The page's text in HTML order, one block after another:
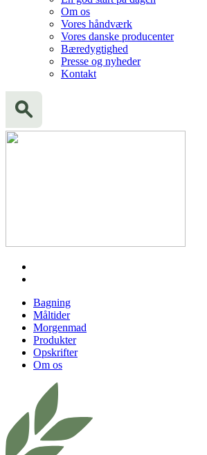
Om os
Vores håndværk
Vores danske producenter
Bæredygtighed
Presse og nyheder
Kontakt
Bagning
Måltider
Morgenmad
Produkter
Opskrifter
Om os